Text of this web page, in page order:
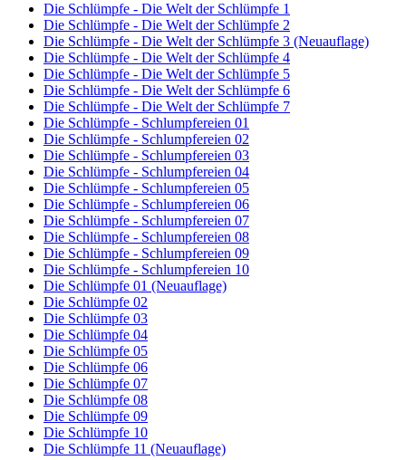
Die Schlümpfe - Die Welt der Schlümpfe 1
Die Schlümpfe - Die Welt der Schlümpfe 2
Die Schlümpfe - Die Welt der Schlümpfe 3 (Neuauflage)
Die Schlümpfe - Die Welt der Schlümpfe 4
Die Schlümpfe - Die Welt der Schlümpfe 5
Die Schlümpfe - Die Welt der Schlümpfe 6
Die Schlümpfe - Die Welt der Schlümpfe 7
Die Schlümpfe - Schlumpfereien 01
Die Schlümpfe - Schlumpfereien 02
Die Schlümpfe - Schlumpfereien 03
Die Schlümpfe - Schlumpfereien 04
Die Schlümpfe - Schlumpfereien 05
Die Schlümpfe - Schlumpfereien 06
Die Schlümpfe - Schlumpfereien 07
Die Schlümpfe - Schlumpfereien 08
Die Schlümpfe - Schlumpfereien 09
Die Schlümpfe - Schlumpfereien 10
Die Schlümpfe 01 (Neuauflage)
Die Schlümpfe 02
Die Schlümpfe 03
Die Schlümpfe 04
Die Schlümpfe 05
Die Schlümpfe 06
Die Schlümpfe 07
Die Schlümpfe 08
Die Schlümpfe 09
Die Schlümpfe 10
Die Schlümpfe 11 (Neuauflage)